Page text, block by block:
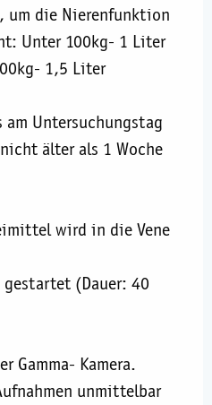
um die Nierenfunktion
Unter 100kg- 1 Liter
1,5 Liter
Untersuchungstag
älter als 1 Woche
wird in die Vene
gestartet (Dauer: 40
Gamma- Kamera.
unmittelbar